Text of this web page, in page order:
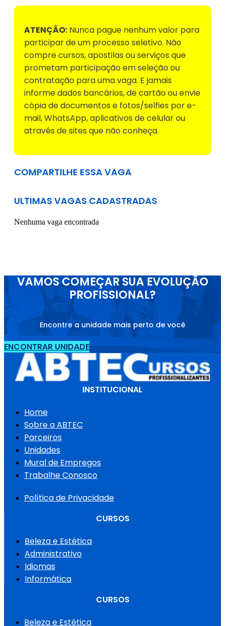
ATENÇÃO: Nunca pague nenhum valor para
participar de um processo seletivo. Não
compre cursos, apostilas ou serviços que
prometam participação em seleção ou
contratação para uma vaga. E jamais
informe dados bancários, de cartão ou envie
cópia de documentos e fotos/selfies por e-
mail, WhatsApp, aplicativos de celular ou
através de sites que não conheça.
COMPARTILHE ESSA VAGA
ULTIMAS VAGAS CADASTRADAS
Nenhuma vaga encontrada
VAMOS COMEÇAR SUA EVOLUÇÃO
PROFISSIONAL?
Encontre a unidade mais perto de você
ENCONTRAR UNIDADE
INSTITUCIONAL
Home
Sobre a ABTEC
Parceiros
Unidades
Mural de Empregos
Trabalhe Conosco
Política de Privacidade
CURSOS
Beleza e Estética
Administrativo
Idiomas
Informática
CURSOS
Beleza e Estética